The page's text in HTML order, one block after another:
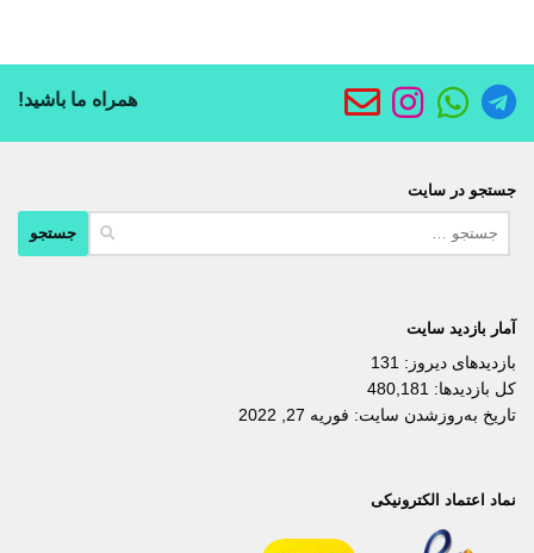
همراه ما باشید!
جستجو در سایت
آمار بازدید سایت
بازدیدهای دیروز: 131
کل بازدیدها: 480,181
تاریخ به‌روزشدن سایت: فوریه 27, 2022
نماد اعتماد الکترونیکی